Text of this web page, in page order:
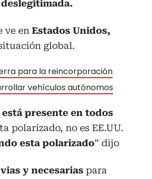
deslegitimada.
ve en Estados Unidos,
global.
para la reincorporación
vehículos autónomos
presente en todos
polarizado, no es EE.UU.
esta polarizado” dijo
y necesarias para